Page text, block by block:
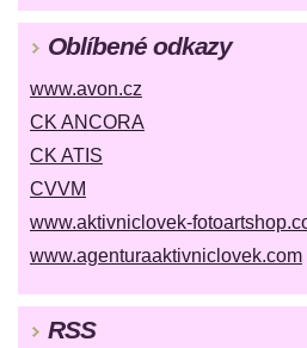
Oblíbené odkazy
www.avon.cz
CK ANCORA
CK ATIS
CVVM
www.aktivniclovek-
www.agenturaaktivniclovek.com
RSS